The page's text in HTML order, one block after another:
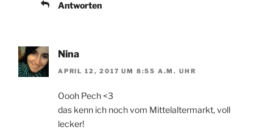
Antworten
Nina
APRIL 12, 2017 UM 8:55 A.M. UHR
Oooh Pech <3
das kenn ich noch vom Mittelaltermarkt, voll
lecker!